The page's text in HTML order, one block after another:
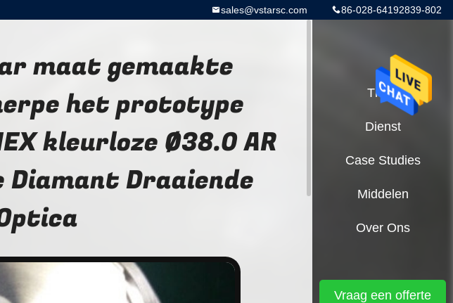
86-028-64192839-802
sales@vstarsc.com
maat gemaakte
het prototype
kleurloze Ø38.0 AR
Diamant Draaiende
Thuis
Dienst
Case Studies
Middelen
Over Ons
Vraag een offerte